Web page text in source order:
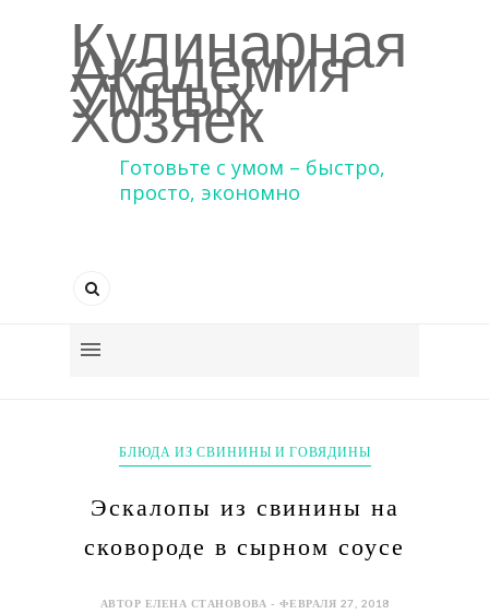
Кулинарная
Академия
Умных
Хозяек
Готовьте с умом – быстро,
просто, экономно
БЛЮДА ИЗ СВИНИНЫ И ГОВЯДИНЫ
Эскалопы из свинины на
сковороде в сырном соусе
АВТОР ЕЛЕНА СТАНОВОВА - ФЕВРАЛЯ 27, 2018